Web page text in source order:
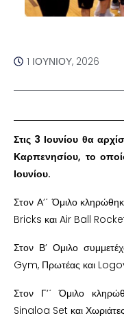
1 ΙΟΥΝΊΟΥ, 2026
Στις 3 Ιουνίου θα
Καρπενησίου, το
Ιουνίου.
Στον Α’΄ Όμιλο
Bricks και Air Ball
Στον Β’ Ομιλο
Gym, Πρωτέας και
Στον Γ’΄ Όμιλο
Sinaloa Set και